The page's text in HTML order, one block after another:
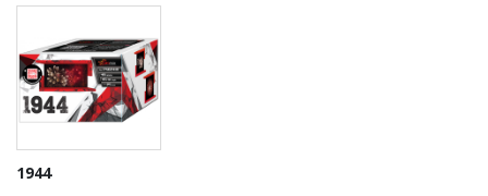
1944